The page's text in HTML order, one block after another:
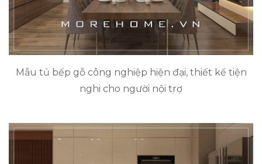
Mẫu tủ bếp gỗ công nghiệp hiện đại, thiết kế tiện
nghi cho người nội trợ